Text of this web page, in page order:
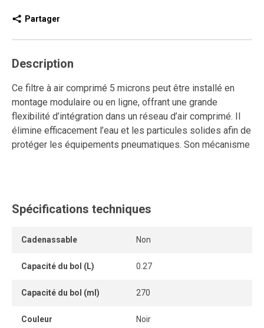
Partager
Description
Ce filtre à air comprimé 5 microns peut être installé en
montage modulaire ou en ligne, offrant une grande
flexibilité d’intégration dans un réseau d’air comprimé. Il
élimine efficacement l’eau et les particules solides afin de
protéger les équipements pneumatiques. Son mécanisme
continu, sans intervention manuelle, ce qui réduit les
du système.
Conçu pour améliorer la qualité de l’air comprimé, ce filtre
l’équipement pneumatique, diminuer l’efficacité du
particules plus grosses — poussière, saleté, rouille —
Spécifications techniques
Cadenassable Non
Capacité du bol (L) 0.27
Capacité du bol (ml) 270
Couleur Noir